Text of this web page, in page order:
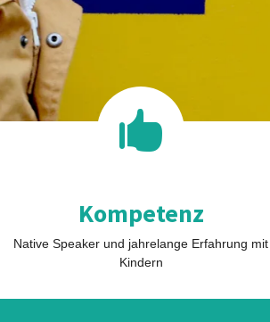

Kompetenz
Native Speaker und jahrelange Erfahrung mit
Kindern